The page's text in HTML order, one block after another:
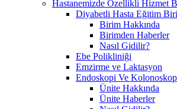
Hastanemizde Özellikli Hizmet
Diyabetli Hasta Eğitim
Birim Hakkında
Birimden Haberler
Nasıl Gidilir?
Ebe Polikliniği
Emzirme ve Laktasyon
Endoskopi Ve
Ünite Hakkında
Ünite Haberler